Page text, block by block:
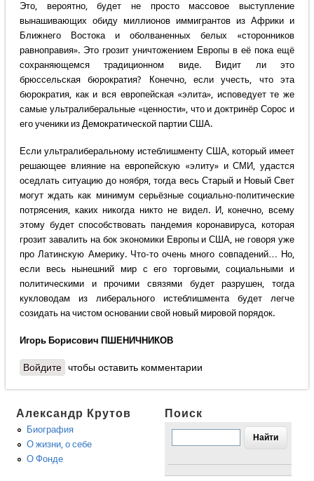
Это, вероятно, будет не просто массовое выступление
вынашивающих обиду миллионов иммигрантов из Африки и
Ближнего Востока и оболваненных белых «сторонников
равноправия». Это грозит уничтожением Европы в её пока ещё
сохраняющемся традиционном виде. Видит ли это
брюссельская бюрократия? Конечно, если учесть, что эта
бюрократия, как и вся европейская «элита», исповедует те же
самые ультралиберальные «ценности», что и доктринёр Сорос и
его ученики из Демократической партии США.
Если ультралиберальному истеблишменту США, который имеет
решающее влияние на европейскую «элиту» и СМИ, удастся
оседлать ситуацию до ноября, тогда весь Старый и Новый Свет
могут ждать как минимум серьёзные социально-политические
потрясения, каких никогда никто не видел. И, конечно, всему
этому будет способствовать пандемия коронавируса, которая
грозит завалить на бок экономики Европы и США, не говоря уже
про Латинскую Америку. Что-то очень много совпадений… Но,
если весь нынешний мир с его торговыми, социальными и
политическими и прочими связями будет разрушен, тогда
кукловодам из либерального истеблишмента будет легче
созидать на чистом основании свой новый мировой порядок.
Игорь Борисович ПШЕНИЧНИКОВ
Войдите чтобы оставить комментарии
Александр Крутов
Биография
О жизни, о себе
О Фонде
Поиск